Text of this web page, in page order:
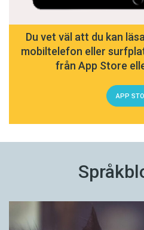
Du vet väl att du kan
mobiltelefon eller
från App Store
APP